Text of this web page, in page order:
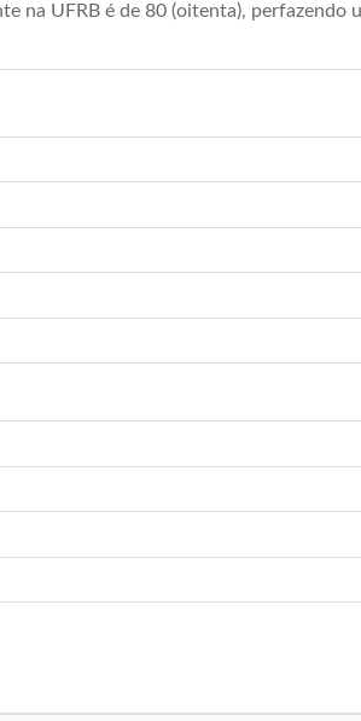
na UFRB é de 80 (oitenta), perfazendo